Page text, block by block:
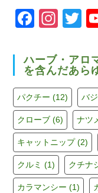
F
c
e
b
o
o
k
In
a
gr
a
m
T
tt
ハーブ・アロ
を含んだあら
パクチー (12) バ
クローブ (6) ナツ
キャットニップ(2)
クルミ (1) クチナ
カラマンシー (1)